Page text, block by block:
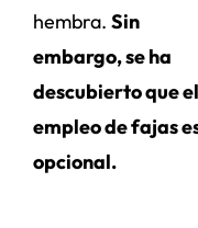
hembra. Sin
embargo, se ha
descubierto que el
empleo de fajas
opcional.